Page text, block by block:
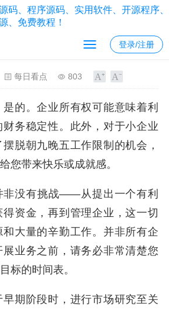
登录/注册
每日看点 803
的。企业所有权可能意味着利
务稳定性。此外，对于小企业
脱朝九晚五工作限制的机会，
您带来快乐或成就感。
非没有挑战——从提出一个有利
资金，再到管理企业，这一切
大量的辛勤工作。并非所有企
业务之前，请务必非常清楚您
标的时间表。
期阶段时，进行市场研究至关